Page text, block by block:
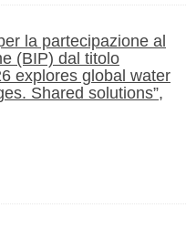
la partecipazione al
(BIP) dal titolo
explores global water
Shared solutions”,